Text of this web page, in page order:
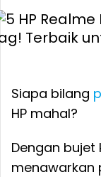
Siapa bilang
HP mahal?
Dengan bujet
menawarkan